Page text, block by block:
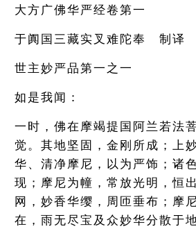
大方广佛华严经卷第一
于阗国三藏实叉难陀奉 制译
世主妙严品第一之一
如是我闻：
一时，佛在摩竭提国阿兰若法
觉。其地坚固，金刚所成；上
华、清净摩尼，以为严饰；诸
现；摩尼为幢，常放光明，恒
网，妙香华缨，周匝垂布；摩
在，雨无尽宝及众妙华分散于